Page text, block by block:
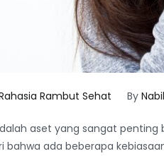
Rambut Sehat By
aset yang sangat penting
bahwa ada beberapa